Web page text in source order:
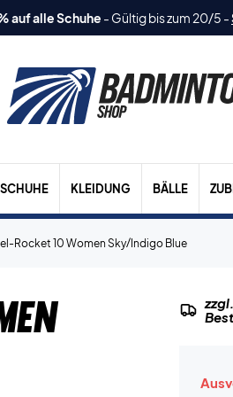
auf alle Schuhe - Gültig bis zum 20/5 -
SCHUHE KLEIDUNG BÄLLE
Rocket 10 Women Sky/Indigo Blue
zzgl.